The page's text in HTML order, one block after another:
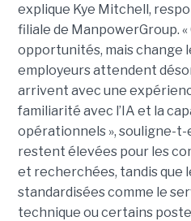
explique Kye Mitchell,
filiale de ManpowerGroup.
opportunités, mais change
employeurs attendent
arrivent avec une
familiarité avec l’IA et la
opérationnels », souligne-
restent élevées pour les
et recherchées, tandis que
standardisées comme le
technique ou certains